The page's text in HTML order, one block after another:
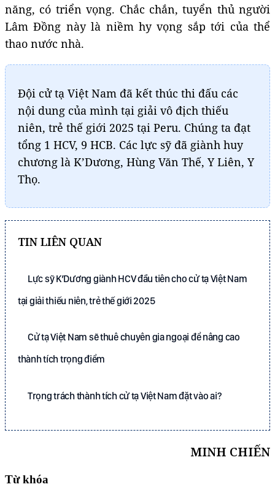
năng, có triển vọng. Chắc chắn, tuyển thủ người
Lâm Đồng này là niềm hy vọng sắp tới của thể
thao nước nhà.
Đội cử tạ Việt Nam đã kết thúc thi đấu các
nội dung của mình tại giải vô địch thiếu
niên, trẻ thế giới 2025 tại Peru. Chúng ta đạt
tổng 1 HCV, 9 HCB. Các lực sỹ đã giành huy
chương là K’Dương, Hùng Văn Thế, Y Liên, Y
Thọ.
TIN LIÊN QUAN
Lực sỹ K’Dương giành HCV đầu tiên cho cử tạ Việt Nam
tại giải thiếu niên, trẻ thế giới 2025
Cử tạ Việt Nam sẽ thuê chuyên gia ngoại để nâng cao
thành tích trọng điểm
Trọng trách thành tích cử tạ Việt Nam đặt vào ai?
MINH CHIẾN
Từ khóa